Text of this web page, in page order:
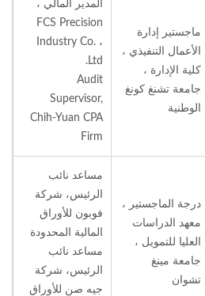
ماجستير إدارة
الأعمال التنفيذي ،
كلية الإدارة ،
جامعة تشنغ كونغ
الوطنية
المدير المالي ،
FCS Precision
Industry Co. ،
Ltd.
Audit
Supervisor,
Chih-Yuan CPA
Firm
درجة الماجستير ،
معهد الدراسات
العليا للتمويل ،
جامعة مينغ
تشوان
مساعد نائب
الرئيس، شركة
فوبون للأوراق
المالية المحدودة
مساعد نائب
الرئيس، شركة
جيه صن للأوراق